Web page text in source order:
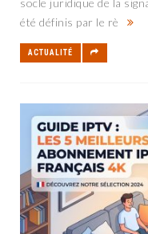
été définis par le rè
ACTUALITÉ